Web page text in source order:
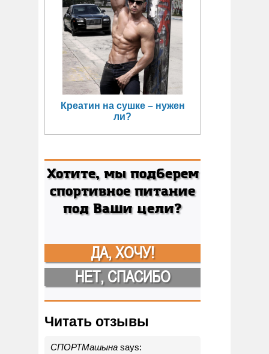
Креатин на сушке – нужен
ли?
Хотите, мы подберем
спортивное питание
под Ваши цели?
ДА, ХОЧУ!
НЕТ, СПАСИБО
Читать отзывы
СПОРТМашына says: